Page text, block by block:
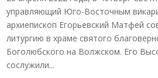
управляющий Юго-Восточным
архиепископ Егорьевский Матфей
литургию в храме святого
Боголюбского на Волжском. Его
сослужили...